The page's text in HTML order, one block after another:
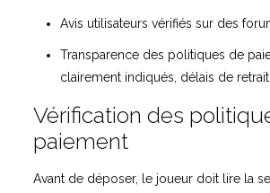
Avis utilisateurs vérifiés sur des
Transparence des politiques de
clairement indiqués, délais de retrait
Vérification des
paiement
Avant de déposer, le joueur doit lire la